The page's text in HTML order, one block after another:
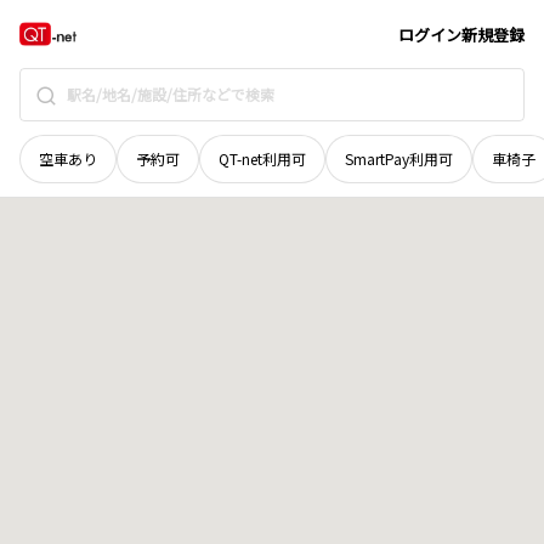
ログイン新規登録
空車あり 予約可 QT-net利用可 SmartPay利用可 車椅子
広島県